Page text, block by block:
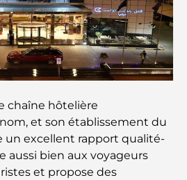
sport de Damac Hills : Les
de remise en forme à Damac
commerciaux de Dubaï pour
loisirs
: explorez le quartier le plus
chaîne hôtelière
et son établissement du
un excellent rapport qualité-
aussi bien aux voyageurs
et propose des